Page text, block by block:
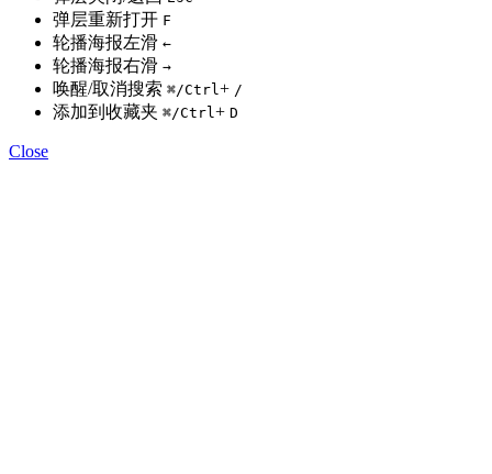
弹层重新打开 F
轮播海报左滑 ←
轮播海报右滑 →
唤醒/取消搜索 ⌘/Ctrl + /
添加到收藏夹 ⌘/Ctrl + D
Close